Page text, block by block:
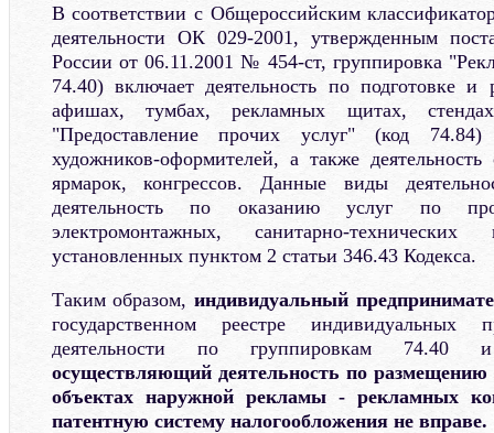
В соответствии с Общероссийским
деятельности ОК 029-2001, утвержденным
России от 06.11.2001 № 454-ст, группировка
74.40) включает деятельность по подготовке
афишах, тумбах, рекламных щитах,
"Предоставление прочих услуг" (код 74.84)
художников-оформителей, а также деятельность
ярмарок, конгрессов. Данные виды
деятельность по оказанию услуг по
электромонтажных, санитарно-
установленных пунктом 2 статьи 346.43 Кодекса.
Таким образом,индивидуальный
государственном реестре индивидуальных
деятельности по группировкам
осуществляющий деятельность по
объектах наружной рекламы - рекламных
патентную систему налогообложения не вправе.